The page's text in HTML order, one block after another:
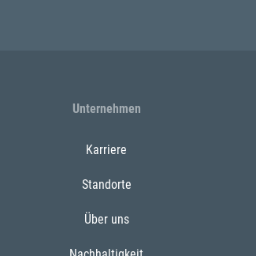
Unternehmen
Karriere
Standorte
Über uns